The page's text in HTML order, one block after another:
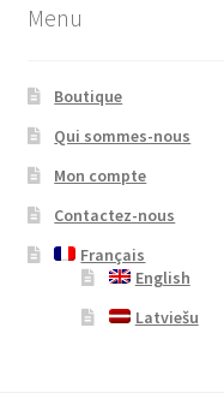
Menu
Boutique
Qui sommes-nous
Mon compte
Contactez-nous
Français
English
Latviešu